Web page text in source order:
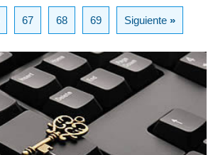
67 68 69 Siguiente»